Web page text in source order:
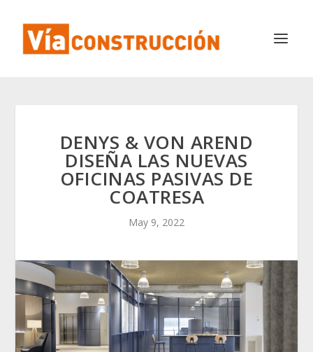
DENYS & VON AREND
DISEÑA LAS NUEVAS
OFICINAS PASIVAS DE
COATRESA
May 9, 2022